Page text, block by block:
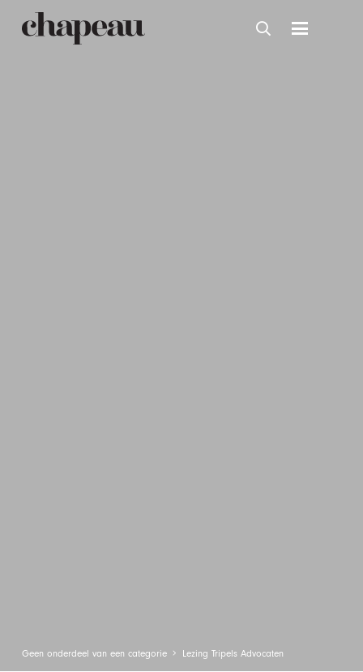
Geen onderdeel van een categorie Lezing Tripels Advocaten